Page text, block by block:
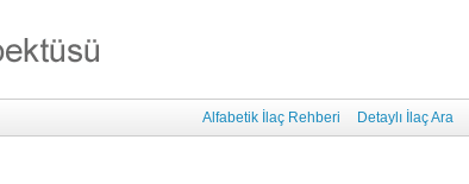
Alfabetik İlaç Rehberi
Detaylı İlaç Ara